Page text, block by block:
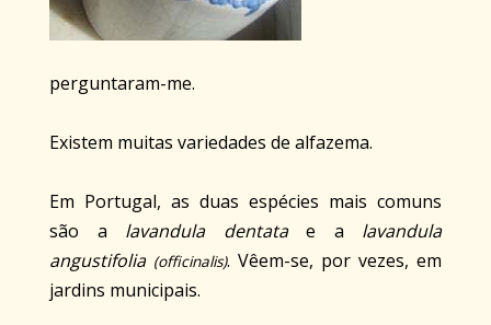
perguntaram-me.
Existem muitas variedades de alfazema.
Em Portugal, as duas espécies mais comuns
são a lavandula dentatae a lavandula
angustifolia(officinalis). Vêem-se, por vezes, em
jardins municipais.